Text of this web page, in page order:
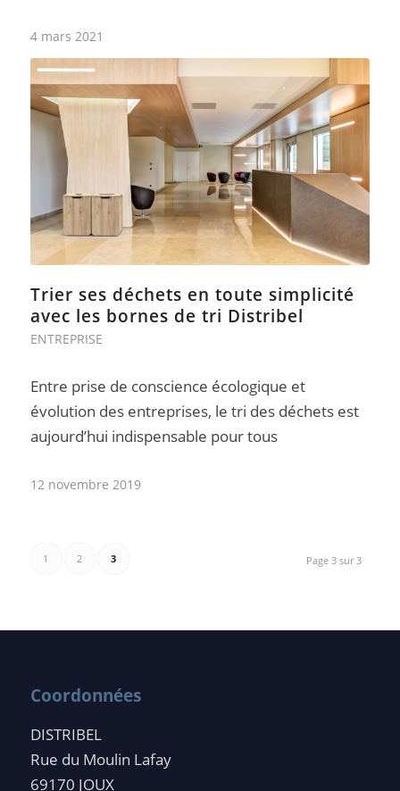
4 mars 2021
Trier ses déchets en toute simplicité
avec les bornes de tri Distribel
ENTREPRISE
Entre prise de conscience écologique et
évolution des entreprises, le tri des déchets est
aujourd’hui indispensable pour tous
12 novembre 2019
Page 3 sur 3
1 2 3
Coordonnées
DISTRIBEL
Rue du Moulin Lafay
69170 JOUX